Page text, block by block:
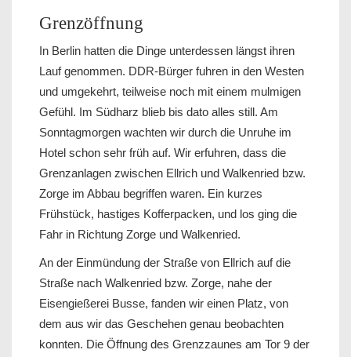
Grenzöffnung
In Berlin hatten die Dinge unterdessen längst ihren
Lauf genommen. DDR-Bürger fuhren in den Westen
und umgekehrt, teilweise noch mit einem mulmigen
Gefühl. Im Südharz blieb bis dato alles still. Am
Sonntagmorgen wachten wir durch die Unruhe im
Hotel schon sehr früh auf. Wir erfuhren, dass die
Grenzanlagen zwischen Ellrich und Walkenried bzw.
Zorge im Abbau begriffen waren. Ein kurzes
Frühstück, hastiges Kofferpacken, und los ging die
Fahr in Richtung Zorge und Walkenried.
An der Einmündung der Straße von Ellrich auf die
Straße nach Walkenried bzw. Zorge, nahe der
Eisengießerei Busse, fanden wir einen Platz, von
dem aus wir das Geschehen genau beobachten
konnten. Die Öffnung des Grenzzaunes am Tor 9 der